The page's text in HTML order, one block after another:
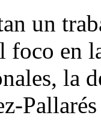
un
en
la